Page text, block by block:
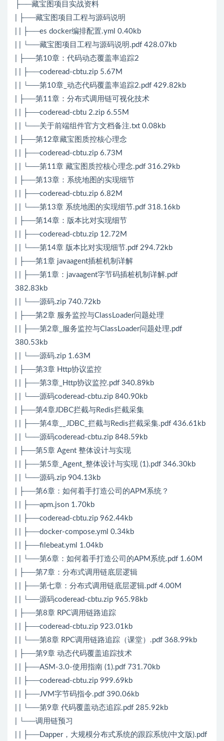
├──藏宝图项目实战资料
| ├──藏宝图项目工程与源码说明
| | ├──es docker编排配置.yml 0.40kb
| | └──藏宝图项目工程与源码说明.pdf 428.07kb
| ├──第10章：代码动态覆盖率追踪2
| | ├──coderead-cbtu.zip 5.67M
| | └──第10章_动态代码覆盖率追踪2.pdf 429.82kb
| ├──第11章：分布式调用链可视化技术
| | ├──coderead-cbtu 2.zip 6.55M
| | └──关于前端组件官方文档备注.txt 0.08kb
| ├──第12章藏宝图质控核心理念
| | ├──coderead-cbtu.zip 6.73M
| | └──第11章 藏宝图质控核心理念.pdf 316.29kb
| ├──第13章：系统地图的实现细节
| | ├──coderead-cbtu.zip 6.82M
| | └──第13章 系统地图的实现细节.pdf 318.16kb
| ├──第14章：版本比对实现细节
| | ├──coderead-cbtu.zip 12.72M
| | └──第14章 版本比对实现细节.pdf 294.72kb
| ├──第1章 javaagent插桩机制详解
| | ├──第1章：javaagent字节码插桩机制详解.pdf
382.83kb
| | └──源码.zip 740.72kb
| ├──第2章 服务监控与ClassLoader问题处理
| | ├──第2章_服务监控与ClassLoader问题处理.pdf
380.53kb
| | └──源码.zip 1.63M
| ├──第3章 Http协议监控
| | ├──第3章_Http协议监控.pdf 340.89kb
| | └──源码coderead-cbtu.zip 840.90kb
| ├──第4章JDBC拦截与Redis拦截采集
| | ├──第4章__JDBC_拦截与Redis拦截采集.pdf 436.61kb
| | └──源码coderead-cbtu.zip 848.59kb
| ├──第5章 Agent 整体设计与实现
| | ├──第5章_Agent_整体设计与实现 (1).pdf 346.30kb
| | └──源码.zip 904.13kb
| ├──第6章：如何着手打造公司的APM系统？
| | ├──apm.json 1.70kb
| | ├──coderead-cbtu.zip 962.44kb
| | ├──docker-compose.yml 0.34kb
| | ├──filebeat.yml 1.04kb
| | └──第6章：如何着手打造公司的APM系统.pdf 1.60M
| ├──第7章：分布式调用链底层逻辑
| | ├──第七章：分布式调用链底层逻辑.pdf 4.00M
| | └──源码coderead-cbtu.zip 965.98kb
| ├──第8章 RPC调用链路追踪
| | ├──coderead-cbtu.zip 923.01kb
| | └──第8章 RPC调用链路追踪（课堂）.pdf 368.99kb
| ├──第9章 动态代码覆盖追踪技术
| | ├──ASM-3.0-使用指南 (1).pdf 731.70kb
| | ├──coderead-cbtu.zip 999.69kb
| | ├──JVM字节码指令.pdf 390.06kb
| | └──第9章 代码覆盖动态追踪.pdf 285.92kb
| └──调用链预习
| | ├──Dapper，大规模分布式系统的跟踪系统(中文版).pdf